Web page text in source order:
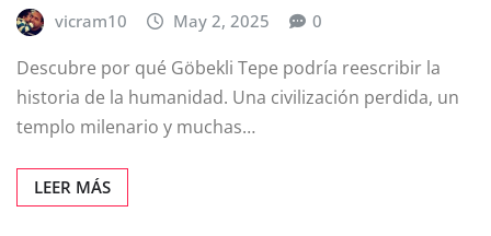
vicram10 May 2, 2025 0
Descubre por qué Göbekli Tepe podría reescribir la
historia de la humanidad. Una civilización perdida, un
templo milenario y muchas…
LEER MÁS